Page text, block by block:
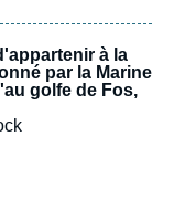
à la
par la Marine
golfe de Fos,